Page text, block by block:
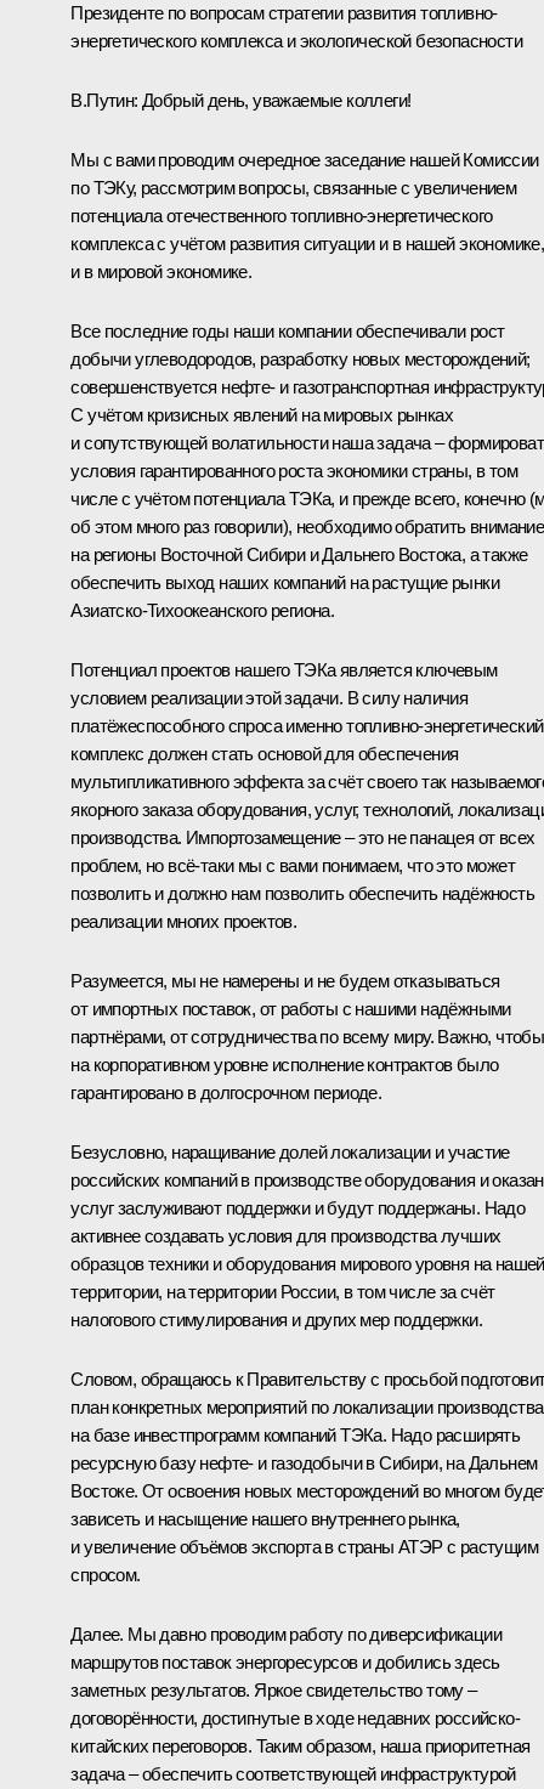
Президенте по вопросам стратегии развития топливно-
энергетического комплекса и экологической безопасности
В.Путин: Добрый день, уважаемые коллеги!
Мы с вами проводим очередное заседание нашей Комиссии
по ТЭКу, рассмотрим вопросы, связанные с увеличением
потенциала отечественного топливно-энергетического
комплекса с учётом развития ситуации и в нашей экономике,
и в мировой экономике.
Все последние годы наши компании обеспечивали рост
добычи углеводородов, разработку новых месторождений;
совершенствуется нефте- и газотранспортная
С учётом кризисных явлений на мировых рынках
и сопутствующей волатильности наша задача –
условия гарантированного роста экономики страны, в том
числе с учётом потенциала ТЭКа, и прежде всего, конечно
об этом много раз говорили), необходимо обратить внимание
на регионы Восточной Сибири и Дальнего Востока, а также
обеспечить выход наших компаний на растущие рынки
Азиатско-Тихоокеанского региона.
Потенциал проектов нашего ТЭКа является ключевым
условием реализации этой задачи. В силу наличия
платёжеспособного спроса именно топливно-энергетический
комплекс должен стать основой для обеспечения
мультипликативного эффекта за счёт своего так
якорного заказа оборудования, услуг, технологий,
производства. Импортозамещение – это не панацея от всех
проблем, но всё‑таки мы с вами понимаем, что это может
позволить и должно нам позволить обеспечить надёжность
реализации многих проектов.
Разумеется, мы не намерены и не будем отказываться
от импортных поставок, от работы с нашими надёжными
партнёрами, от сотрудничества по всему миру. Важно, чтобы
на корпоративном уровне исполнение контрактов было
гарантировано в долгосрочном периоде.
Безусловно, наращивание долей локализации и участие
российских компаний в производстве оборудования и
услуг заслуживают поддержки и будут поддержаны. Надо
активнее создавать условия для производства лучших
образцов техники и оборудования мирового уровня на нашей
территории, на территории России, в том числе за счёт
налогового стимулирования и других мер поддержки.
Словом, обращаюсь к Правительству с просьбой
план конкретных мероприятий по локализации производства
на базе инвестпрограмм компаний ТЭКа. Надо расширять
ресурсную базу нефте- и газодобычи в Сибири, на Дальнем
Востоке. От освоения новых месторождений во многом
зависеть и насыщение нашего внутреннего рынка,
и увеличение объёмов экспорта в страны АТЭР с растущим
спросом.
Далее. Мы давно проводим работу по диверсификации
маршрутов поставок энергоресурсов и добились здесь
заметных результатов. Яркое свидетельство тому –
договорённости, достигнутые в ходе недавних российско-
китайских переговоров. Таким образом, наша приоритетная
задача – обеспечить соответствующей инфраструктурой